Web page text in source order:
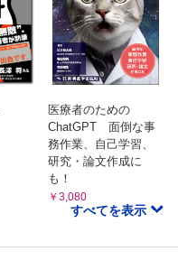
医療者のための
ChatGPT 面倒な事
務作業、自己学習、
研究・論文作成に
も！
￥3,080
すべてを表示